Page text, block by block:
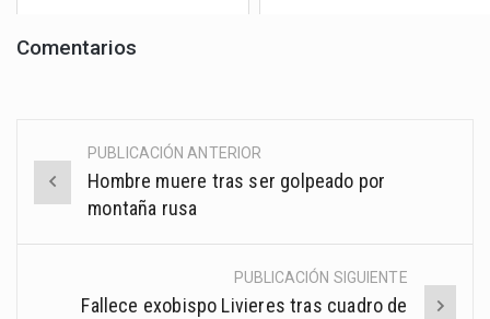
Comentarios
Post
navigation
PUBLICACIÓN ANTERIOR
Hombre muere tras ser golpeado por
montaña rusa
PUBLICACIÓN SIGUIENTE
Fallece exobispo Livieres tras cuadro de